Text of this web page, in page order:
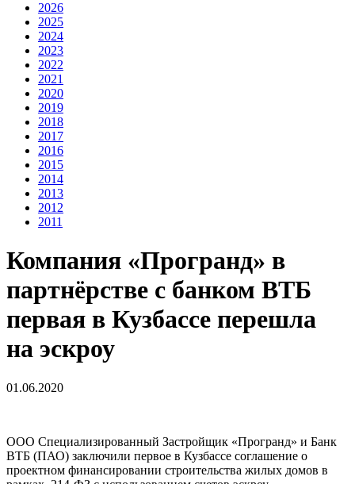
2026
2025
2024
2023
2022
2021
2020
2019
2018
2017
2016
2015
2014
2013
2012
2011
Компания «Програнд» в
партнёрстве с банком ВТБ
первая в Кузбассе перешла
на эскроу
01.06.2020
ООО Специализированный Застройщик «Програнд» и Банк
ВТБ (ПАО) заключили первое в Кузбассе соглашение о
проектном финансировании строительства жилых домов в